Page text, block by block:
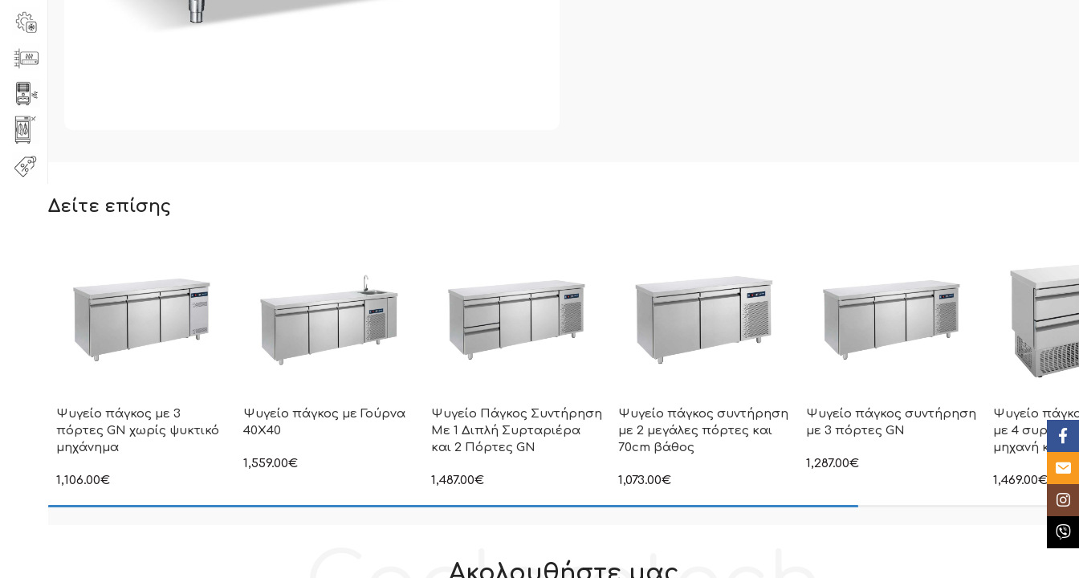
Δείτε επίσης
Ψυγείο πάγκος με 3
πόρτες GN χωρίς ψυκτικό
μηχάνημα
1,106.00€
συμπεριλαμβάνεται Φ.Π.Α
Ψυγείο πάγκος με Γούρνα
40Χ40
1,559.00€
Ψυγείο Πάγκος Συντήρηση
Με 1 Διπλή Συρταριέρα
και 2 Πόρτες GN
1,487.00€
συμπεριλαμβάνεται Φ.Π.Α
Ψυγείο πάγκος συντήρηση
με 2 μεγάλες πόρτες και
70cm βάθος
1,073.00€
συμπεριλαμβάνεται Φ.Π.Α
Ψυγείο πάγκος συντήρηση
με 3 πόρτες GN
1,287.00€
Ψυγείο
με 4
μηχανή κάτω
1,469.00€
στην
Email